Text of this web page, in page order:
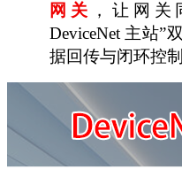
网关 ，让网关
DeviceNet 主站”
据回传与闭环控制